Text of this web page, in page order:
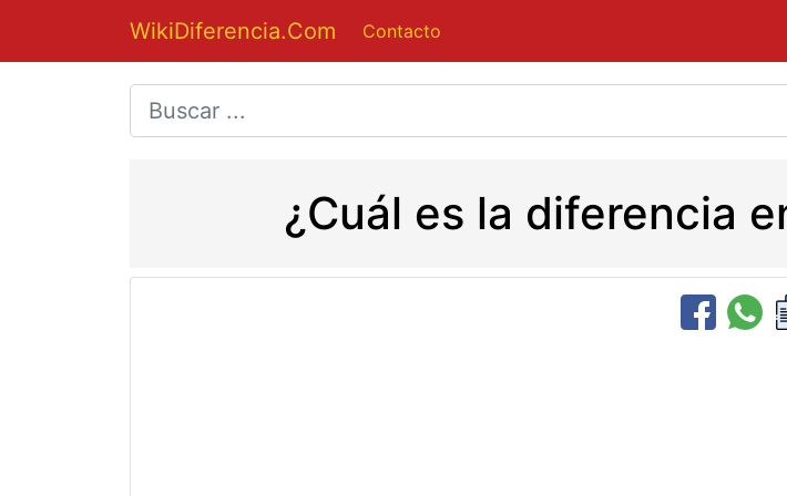
WikiDiferencia.Com Contacto
¿Cuál es la diferencia